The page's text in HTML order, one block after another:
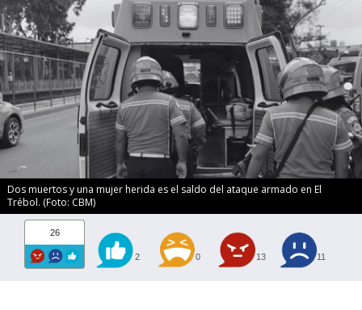
Dos muertos y una mujer herida es el saldo del ataque armado en El
Trébol. (Foto: CBM)
26
2 0 13 11